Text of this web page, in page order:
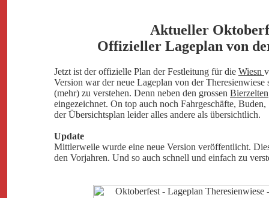
Aktueller
Offizieller Lageplan von
Jetzt ist der offizielle Plan der Festleitung für die Wiesn
Version war der neue Lageplan von der
(mehr) zu verstehen. Denn neben den grossen Bierzelten
eingezeichnet. On top auch noch Fahrgeschäfte,
der Übersichtsplan leider alles andere als übersichtlich.
Update
Mittlerweile wurde eine neue Version veröffentlicht.
den Vorjahren. Und so auch schnell und einfach zu